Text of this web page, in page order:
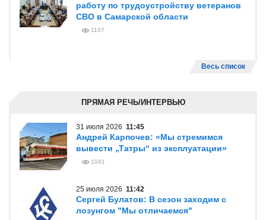
работу по трудоустройству ветеранов
СВО в Самарской области
1107
Весь список
ПРЯМАЯ РЕЧЬ/ИНТЕРВЬЮ
31 июля 2026 11:45
Андрей Карпочев: «Мы стремимся
вывести „Татры“ из эксплуатации»
1041
25 июля 2026 11:42
Сергей Булатов: В сезон заходим с
лозунгом "Мы отличаемся"